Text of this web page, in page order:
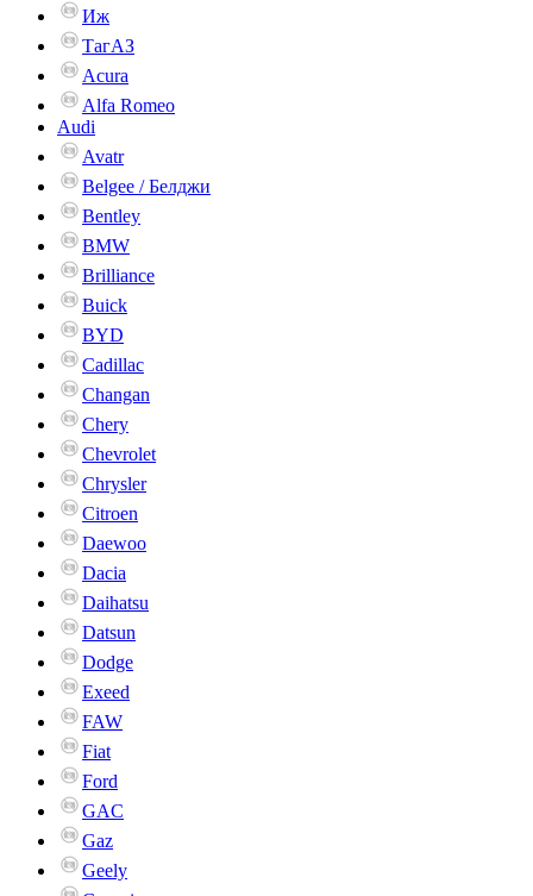
Иж
ТагАЗ
Acura
Alfa Romeo
Audi
Avatr
Belgee / Белджи
Bentley
BMW
Brilliance
Buick
BYD
Cadillac
Changan
Chery
Chevrolet
Chrysler
Citroen
Daewoo
Dacia
Daihatsu
Datsun
Dodge
Exeed
FAW
Fiat
Ford
GAC
Gaz
Geely